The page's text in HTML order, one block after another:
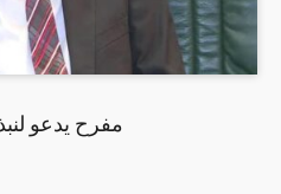
مفرح يدعو